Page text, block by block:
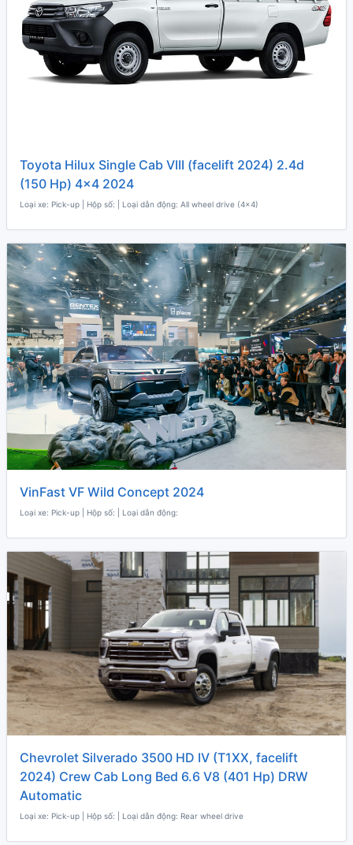
Toyota Hilux Single Cab VIII (facelift 2024) 2.4d
(150 Hp) 4x4 2024
Loại xe: Pick-up | Hộp số: | Loại dẫn động: All wheel drive (4x4)
VinFast VF Wild Concept 2024
Loại xe: Pick-up | Hộp số: | Loại dẫn động:
Chevrolet Silverado 3500 HD IV (T1XX, facelift
2024) Crew Cab Long Bed 6.6 V8 (401 Hp) DRW
Automatic
Loại xe: Pick-up | Hộp số: | Loại dẫn động: Rear wheel drive